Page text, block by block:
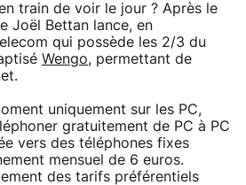
train de voir le jour ? Après le
Joël Bettan lance, en
qui possède les 2/3 du
Wengo, permettant de
uniquement sur les PC,
gratuitement de PC à PC
vers des téléphones fixes
mensuel de 6 euros.
des tarifs préférentiels